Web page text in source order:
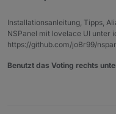
Installationsanleitung, Tipps,
NSPanel mit lovelace UI unter
https://github.com/joBr99/
Benutzt das Voting rechts